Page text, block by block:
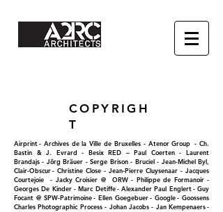
COPYRIGH
T
Airprint - Archives de la Ville de Bruxelles - Atenor Group - Ch.
Bastin & J. Evrard - Besix RED – Paul Coerten - Laurent
Brandajs - Jörg Bräuer - Serge Brison - Bruciel - Jean-Michel Byl,
Clair-Obscur - Christine Close - Jean-Pierre Cluysenaar - Jacques
Courtejoie - Jacky Croisier @ ORW - Philippe de Formanoir -
Georges De Kinder - Marc Detiffe - Alexander Paul Englert - Guy
Focant @ SPW-Patrimoine - Ellen Goegebuer - Google - Goossens
Charles Photographic Process - Johan Jacobs - Jan Kempenaers -